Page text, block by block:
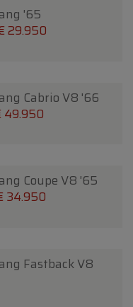
'65
29.950
Cabrio V8 '66
49.950
Coupe V8 '65
34.950
Fastback V8